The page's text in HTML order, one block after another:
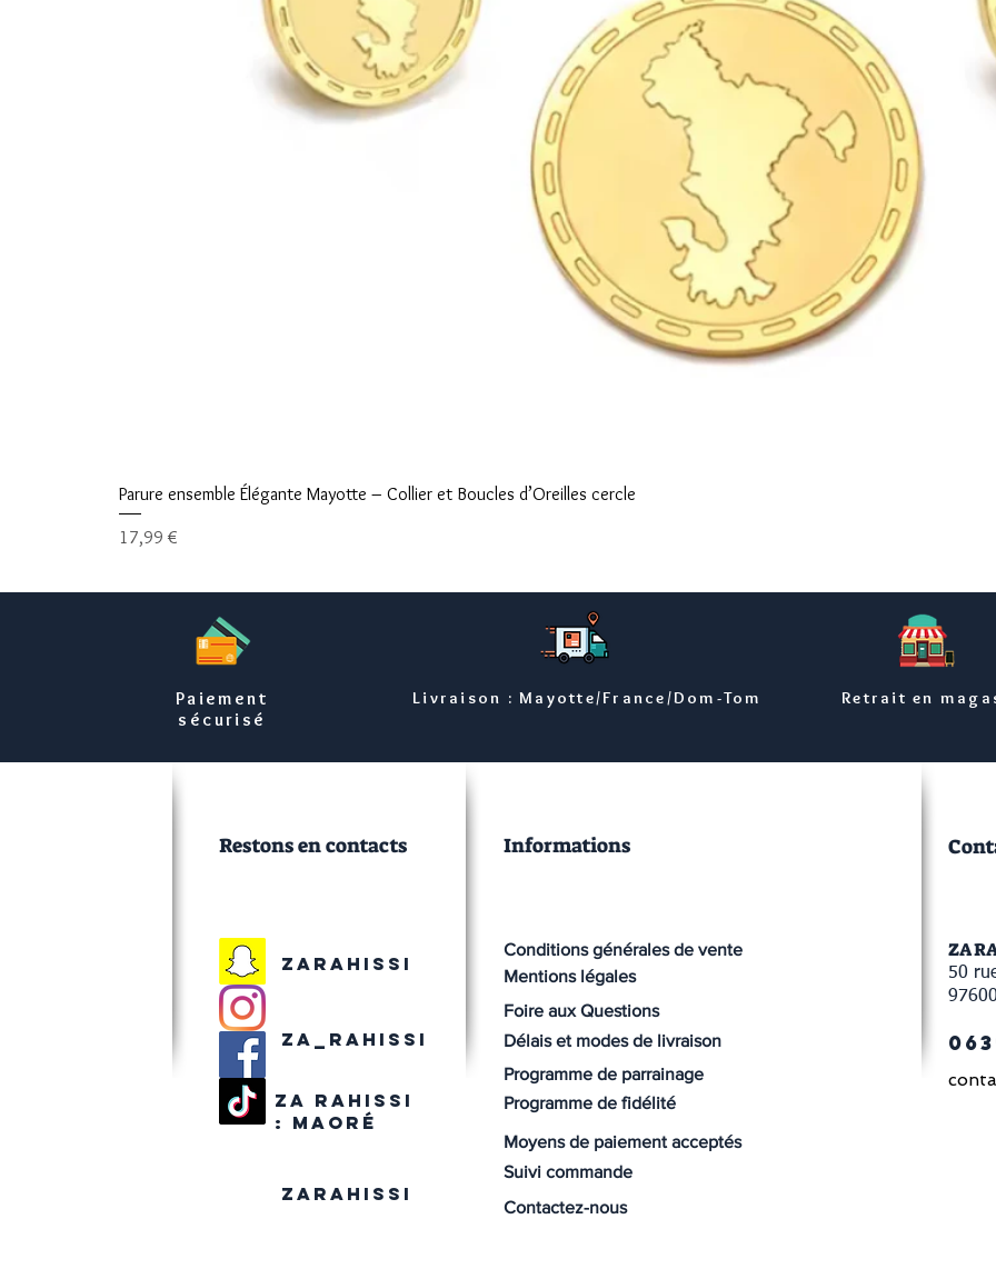
Parure ensemble Élégante Mayotte – Collier et Boucles d’Oreilles cercle
Prix
17,99 €
Paiement
sécurisé
Livraison : Mayotte/France/Dom-Tom Retrait en
Conditions générales de vente
Restons en contacts
Zarahissi
Mentions légales
Informations
Foire aux Questions
Délais et modes de livraison
Zarahissi
Programme de parrainage
Za rahissi
: maoré
Moyens de paiement acceptés
Contactez-nous
Programme de fidélité
Za_rahissi
Suivi commande
ZA
50